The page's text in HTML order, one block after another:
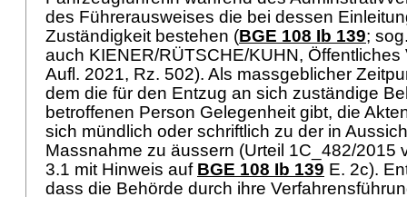
des Führerausweises die bei dessen
Zuständigkeit bestehen (BGE 108 Ib 139;
auch KIENER/RÜTSCHE/KUHN, Öffentliches
Aufl. 2021, Rz. 502). Als massgeblicher
dem die für den Entzug an sich zuständige
betroffenen Person Gelegenheit gibt, die
sich mündlich oder schriftlich zu der in
Massnahme zu äussern (Urteil 1C_482/2015
3.1 mit Hinweis auf BGE 108 Ib 139 E. 2c).
dass die Behörde durch ihre